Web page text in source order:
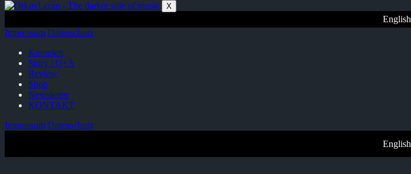
Zum
springen
X
English
Impressum Datenschutz
Komplett
Story / Q+A
Review
Shop
Newsletter
KONTAKT
Impressum Datenschutz
English